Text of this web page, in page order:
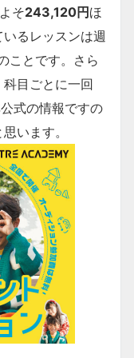
そ243,120円 ほ
るレッスンは週
ことです。さら
目ごとに一回
式の情報ですの
います。